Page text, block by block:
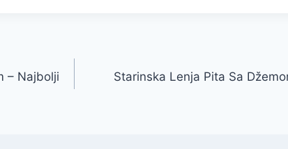
– Najbolji
Starinska Lenja Pita Sa